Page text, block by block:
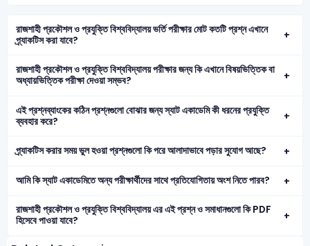
রাজশাহী প্রকৌশল ও প্রযুক্তি বিশ্ববিদ্যালয় ভর্তি পরীক্ষার মোট কতটি প্রশ্ন এখানে
প্র্যাকটিস করা যাবে?
রাজশাহী প্রকৌশল ও প্রযুক্তি বিশ্ববিদ্যালয় পরীক্ষার জন্য কি এখানে বিষয়ভিত্তিক বা
অধ্যায়ভিত্তিক পরীক্ষা দেওয়া সম্ভব?
এই প্রশ্নব্যাংকের কঠিন প্রশ্নগুলো বোঝার জন্য স্যাট একাডেমি কী ধরনের প্রযুক্তি
ব্যবহার করে?
প্র্যাকটিস করার সময় ভুল হওয়া প্রশ্নগুলো কি পরে আলাদাভাবে পড়ার সুযোগ আছে?
আমি কি স্যাট একাডেমিতে অন্য পরীক্ষার্থীদের সাথে প্রতিযোগিতায় অংশ নিতে পারব?
রাজশাহী প্রকৌশল ও প্রযুক্তি বিশ্ববিদ্যালয় এর এই প্রশ্ন ও সমাধানগুলো কি PDF
হিসেবে পাওয়া যাবে?